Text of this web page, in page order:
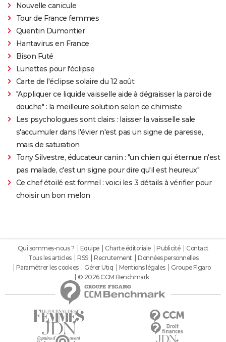
Nouvelle canicule
Tour de France femmes
Quentin Dumontier
Hantavirus en France
Bison Futé
Lunettes pour l'éclipse
Carte de l'éclipse solaire du 12 août
"Appliquer ce liquide vaisselle aide à dégraisser la paroi de
douche" : la meilleure solution selon ce chimiste
Les psychologues sont clairs : laisser la vaisselle sale
s'accumuler dans l'évier n'est pas un signe de paresse,
mais de saturation
Tony Silvestre, éducateur canin : "un chien qui éternue n'est
pas malade, c'est un signe pour dire qu'il est heureux"
Ce chef étoilé est formel : voici les 3 détails à vérifier pour
choisir un bon melon
Qui sommes-nous ? Equipe Charte éditoriale Publicité
Contact
Tous les articles
RSS Recrutement
Données personnelles
Paramétrer les cookies
Gérer Utiq Mentions légales
Groupe Figaro
© 2026 CCM Benchmark